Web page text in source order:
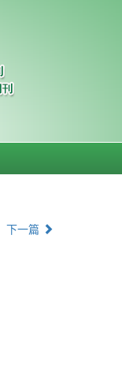
下一篇